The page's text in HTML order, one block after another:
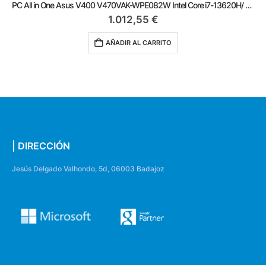
PC All in One Asus V400 V470VAK-WPE082W Intel Core i7-13620H/ 16GB/ 512GB SSD/ 27’/ Win11
1.012,55 €
AÑADIR AL CARRITO
| DIRECCIÓN
Jesús Delgado Valhondo, 5d, 06003 Badajoz